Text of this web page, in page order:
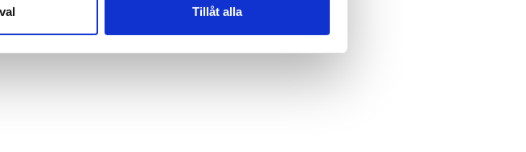
Tillåt alla